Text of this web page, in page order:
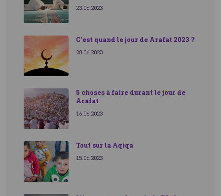
23.06.2023
C'est quand le jour de Arafat 2023 ?
20.06.2023
5 choses à faire durant le jour de
Arafat
16.06.2023
Tout sur la Aqiqa
15.06.2023